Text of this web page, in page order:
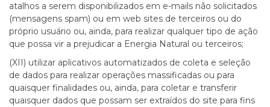
atalhos a serem disponibilizados em e-mails não solicitados
(mensagens spam) ou em web sites de terceiros ou do
próprio usuário ou, ainda, para realizar qualquer tipo de ação
que possa vir a prejudicar a Energia Natural ou terceiros;
(XII) utilizar aplicativos automatizados de coleta e seleção
de dados para realizar operações massificadas ou para
quaisquer finalidades ou, ainda, para coletar e transferir
quaisquer dados que possam ser extraídos do site para fins